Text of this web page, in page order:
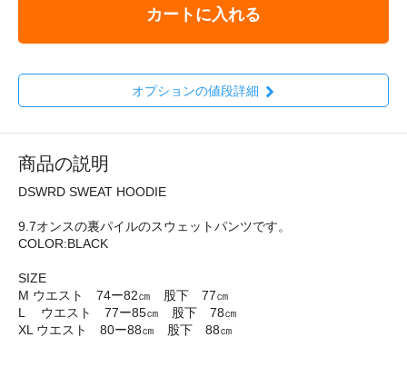
カートに入れる
オプションの値段詳細
商品の説明
DSWRD SWEAT HOODIE
9.7オンスの裏パイルのスウェットパンツです。
COLOR:BLACK
SIZE
M ウエスト 74ー82㎝ 股下 77㎝
L ウエスト 77ー85㎝ 股下 78㎝
XL ウエスト 80ー88㎝ 股下 88㎝